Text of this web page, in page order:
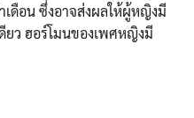
เดือน ซึ่งอาจส่งผลให้ผู้หญิงมี
ยว ฮอร์โมนของเพศหญิงมี